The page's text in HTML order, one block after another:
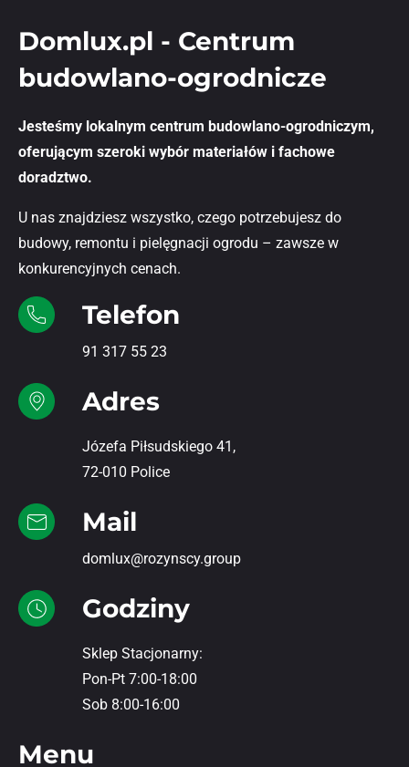
Domlux.pl - Centrum
budowlano-ogrodnicze
Jesteśmy lokalnym centrum budowlano-ogrodniczym,
oferującym szeroki wybór materiałów i fachowe
doradztwo.
U nas znajdziesz wszystko, czego potrzebujesz do
budowy, remontu i pielęgnacji ogrodu – zawsze w
konkurencyjnych cenach.
Telefon
91 317 55 23
Adres
Józefa Piłsudskiego 41,
72-010 Police
Mail
domlux@rozynscy.group
Godziny
Sklep Stacjonarny:
Pon-Pt 7:00-18:00
Sob 8:00-16:00
Menu